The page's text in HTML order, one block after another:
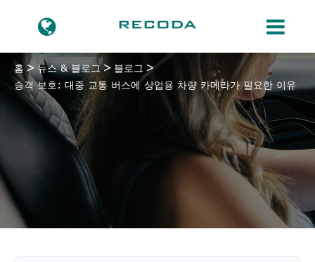
홈 뉴스 & 블로그
블로그
승객 보호: 대중 교통 버스에 상업용 차량 카메라가 필요한 이유